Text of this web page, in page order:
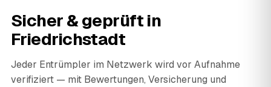
Sicher & geprüft in
Friedrichstadt
Jeder Entrümpler im Netzwerk wird vor Aufnahme
verifiziert — mit Bewertungen, Versicherung und